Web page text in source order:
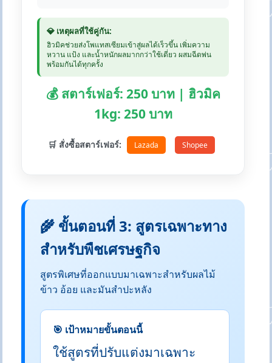
💎 เหตุผลที่ใช้คู่กัน:
ฮิวมิคช่วยส่งโพแทสเซียมเข้าสู่ผลได้เร็วขึ้น เพิ่มความ
หวาน แป้ง และน้ำหนักผลมากกว่าใช้เดี่ยว ผสมฉีดพ่น
พร้อมกันได้ทุกครั้ง
💰 สตาร์เฟอร์: 250 บาท | ฮิวมิค
1kg: 250 บาท
🛒 สั่งซื้อสตาร์เฟอร์: Lazada Shopee
🌾 ขั้นตอนที่ 3: สูตรเฉพาะทาง
สำหรับพืชเศรษฐกิจ
สูตรพิเศษที่ออกแบบมาเฉพาะสำหรับผลไม้
ข้าว อ้อย และมันสำปะหลัง
🎯 เป้าหมายขั้นตอนนี้
ใช้สูตรที่ปรับแต่งมาเฉพาะ